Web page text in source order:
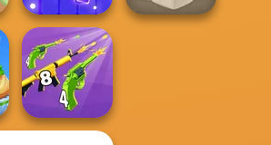
10X10 Gems
Deluxe